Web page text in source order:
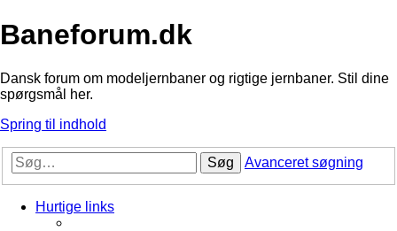
Baneforum.dk
Dansk forum om modeljernbaner og rigtige jernbaner. Stil dine
spørgsmål her.
Spring til indhold
Søg Avanceret søgning
Hurtige links